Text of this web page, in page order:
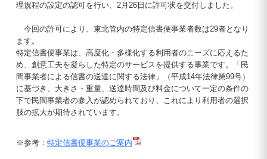
理規程の設定の認可を行い、2月26日に許可状を交付しました。
今回の許可により、東北管内の特定信書便事業者数は29者となり
ます。
特定信書便事業は、高度化・多様化する利用者のニーズに応えるた
め、創意工夫を凝らした特定のサービスを提供する事業です。「民
間事業者による信書の送達に関する法律」（平成14年法律第99号）
に基づき、大きさ・重量、送達時間及び料金について一定の条件の
下で民間事業者の参入が認められており、これにより利用者の選択
肢の拡大が期待されています。
※参考： 特定信書便事業のご案内